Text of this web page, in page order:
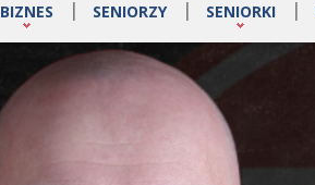
BIZNES SENIORZY SENIORKI